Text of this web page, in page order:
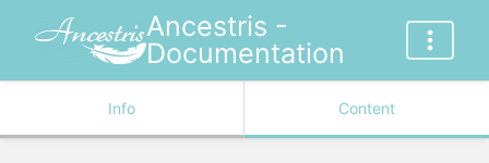
Ancestris -
Documentation
Info Content